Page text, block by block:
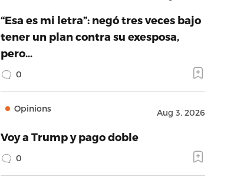
“Esa es mi letra”: negó tres veces bajo
tener un plan contra su exesposa,
pero…
0
Opinions Aug 3, 2026
Voy a Trump y pago doble
0